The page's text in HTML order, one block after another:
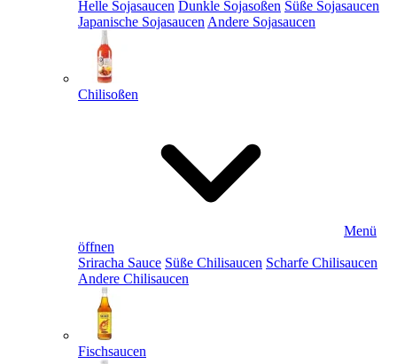
Helle Sojasaucen Dunkle Sojasoßen Süße Sojasaucen
Japanische Sojasaucen Andere Sojasaucen
Chilisoßen
Menü
öffnen
Sriracha Sauce Süße Chilisaucen Scharfe Chilisaucen
Andere Chilisaucen
Fischsaucen